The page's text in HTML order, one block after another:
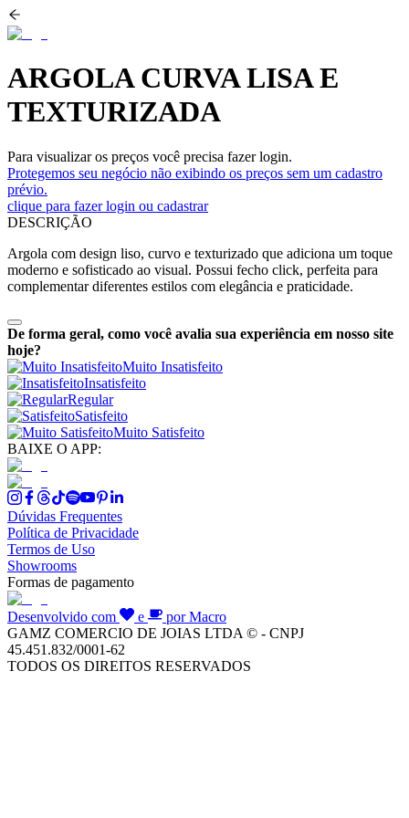
ARGOLA CURVA LISA E
TEXTURIZADA
Para visualizar os preços você precisa fazer login.
Protegemos seu negócio não exibindo os preços sem um cadastro
prévio.
clique para fazer login ou cadastrar
DESCRIÇÃO
Argola com design liso, curvo e texturizado que adiciona um toque
moderno e sofisticado ao visual. Possui fecho click, perfeita para
complementar diferentes estilos com elegância e praticidade.
De forma geral, como você avalia sua experiência em nosso site
hoje?
Muito Insatisfeito
Insatisfeito
Regular
Satisfeito
Muito Satisfeito
BAIXE O APP:
Dúvidas Frequentes
Política de Privacidade
Termos de Uso
Showrooms
Formas de pagamento
Desenvolvido com e
por Macro
GAMZ COMERCIO DE JOIAS LTDA © - CNPJ
45.451.832/0001-62
TODOS OS DIREITOS RESERVADOS